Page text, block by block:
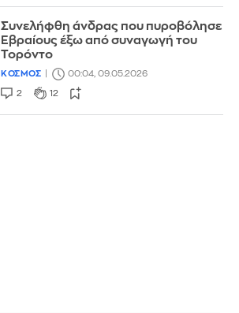
Συνελήφθη άνδρας που πυροβόλησε
Εβραίους έξω από συναγωγή του
Τορόντο
ΚΟΣΜΟΣ 00:04, 09.05.2026
2 12